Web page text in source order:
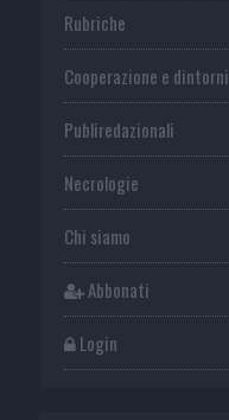
Rubriche
Cooperazione e dintorni
Publiredazionali
Necrologie
Chi siamo
Abbonati
Login